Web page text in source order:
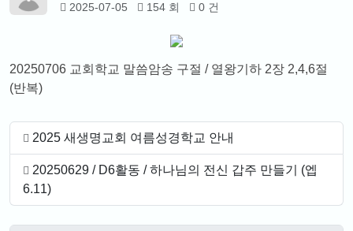
2025-07-05 154 회 0 건
20250706 교회학교 말씀암송 구절 / 열왕기하 2장 2,4,6절
(반복)
2025 새생명교회 여름성경학교 안내
20250629 / D6활동 / 하나님의 전신 갑주 만들기 (엡
6.11)